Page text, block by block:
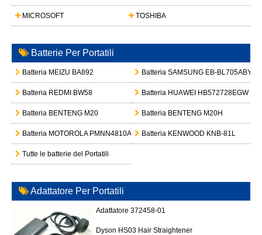
MICROSOFT TOSHIBA
Batterie Per Portatili
Batteria MEIZU BA892 Batteria SAMSUNG EB-BL705ABY
Batteria REDMI BW58 Batteria HUAWEI HB572728EGW
Batteria BENTENG M20 Batteria BENTENG M20H
Batteria MOTOROLA PMNN4810A Batteria KENWOOD KNB-81L
Tutte le batterie del Portatili
Adattatore Per Portatili
Adattatore 372458-01
Dyson HS03 Hair Straightener